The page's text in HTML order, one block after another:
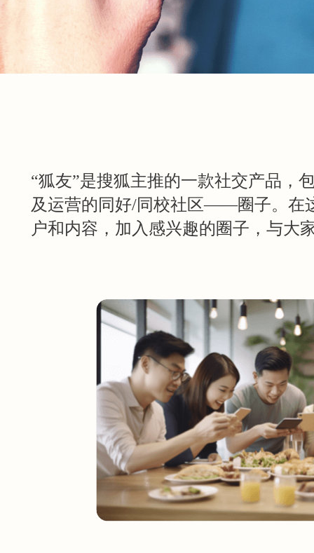
“狐友”是搜狐主推的一款社交产品，
及运营的同好/同校社区——圈子。在
户和内容，加入感兴趣的圈子，与大